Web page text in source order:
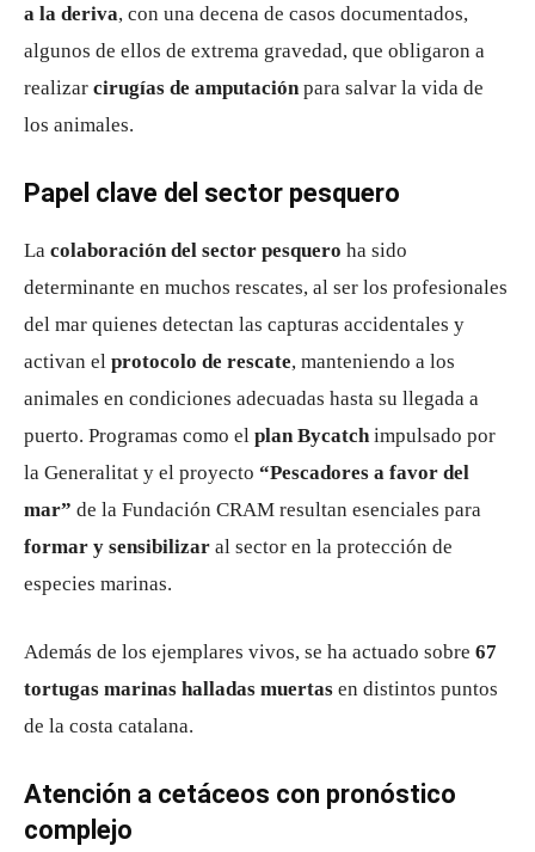
a la deriva, con una decena de casos documentados,
algunos de ellos de extrema gravedad, que obligaron a
realizar cirugías de amputación para salvar la vida de
los animales.
Papel clave del sector pesquero
La colaboración del sector pesquero ha sido
determinante en muchos rescates, al ser los profesionales
del mar quienes detectan las capturas accidentales y
activan el protocolo de rescate, manteniendo a los
animales en condiciones adecuadas hasta su llegada a
puerto. Programas como el plan Bycatch impulsado por
la Generalitat y el proyecto “Pescadores a favor del
mar” de la Fundación CRAM resultan esenciales para
formar y sensibilizar al sector en la protección de
especies marinas.
Además de los ejemplares vivos, se ha actuado sobre 67
tortugas marinas halladas muertas en distintos puntos
de la costa catalana.
Atención a cetáceos con pronóstico
complejo